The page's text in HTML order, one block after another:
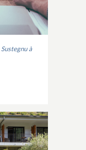
Sustegnu à